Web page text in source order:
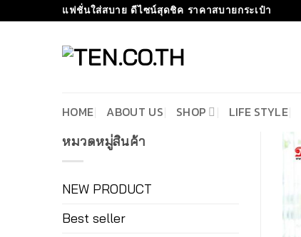
แฟชั่นใส่สบาย ดีไซน์สุดชิค ราคาสบายกระเป๋า
HOME ABOUT US SHOP LIFE STYLE
หมวดหมู่สินค้า
NEW PRODUCT
Best seller